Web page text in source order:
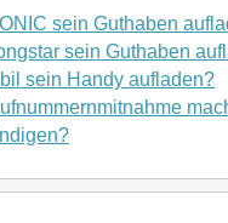
sein Guthaben
sein Guthaben
sein Handy aufladen?